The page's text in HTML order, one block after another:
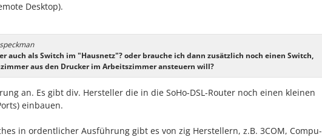
Desktop).
auch als Switch im "Hausnetz"? oder brauche ich dann zusätzlich noch einen Switch,
aus den Drucker im Arbeitszimmer ansteuern will?
an. Es gibt div. Hersteller die in die SoHo-DSL-Router noch einen kleinen
einbauen.
in ordentlicher Ausführung gibt es von zig Herstellern, z.B. 3COM, Compu-